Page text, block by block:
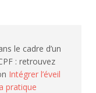
le cadre d’un
: retrouvez
Intégrer l’éveil
pratique